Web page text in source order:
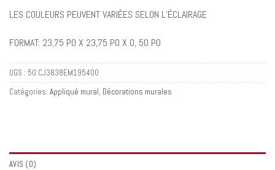
LES COULEURS PEUVENT VARIÉES SELON L’ÉCLAIRAGE
FORMAT: 23,75 PO X 23,75 PO X 0, 50 PO
UGS : 50:CJ3838EM195400
Catégories: Appliqué mural, Décorations murales
AVIS (0)